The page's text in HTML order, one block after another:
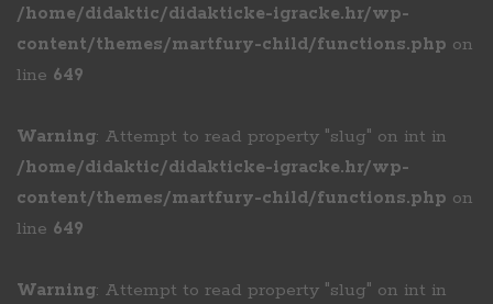
/home/didaktic/didakticke-igracke.hr/wp-
content/themes/martfury-child/functions.php on
line 649
Warning: Attempt to read property "slug" on int in
/home/didaktic/didakticke-igracke.hr/wp-
content/themes/martfury-child/functions.php on
line 649
Warning: Attempt to read property "slug" on int in